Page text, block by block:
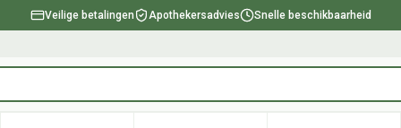
Veilige betalingen Apothekersadvies Snelle beschikbaarheid